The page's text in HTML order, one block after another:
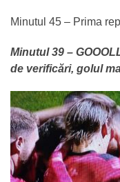
Minutul 45 – Prima
Minutul 39 –
de verificări, golul